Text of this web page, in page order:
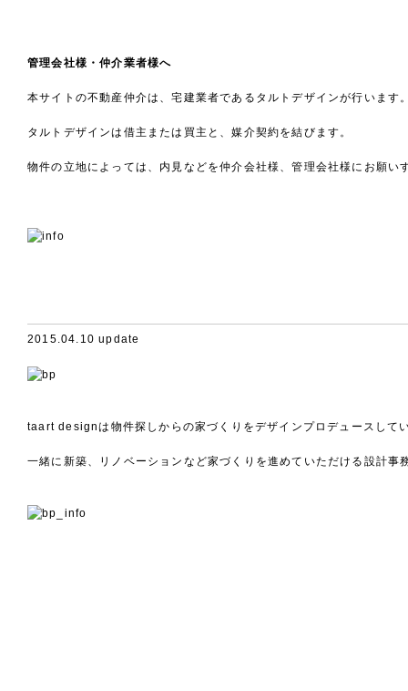
管理会社様・仲介業者様へ
本サイトの不動産仲介は、宅建業者であるタルトデザインが行います
タルトデザインは借主または買主と、媒介契約を結びます。
物件の立地によっては、内見などを仲介会社様、管理会社様にお願い
2015.04.10 update
taart designは物件探しからの家づくりをデザインプロデュースして
一緒に新築、リノベーションなど家づくりを進めていただける設計事